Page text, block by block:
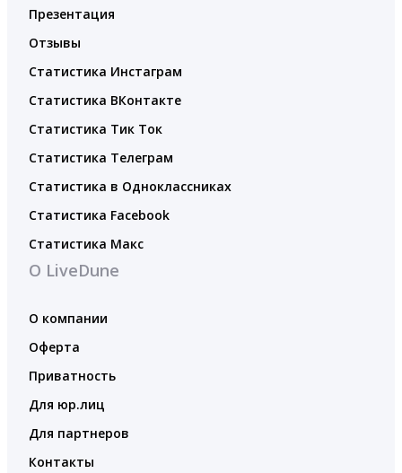
Презентация
Отзывы
Статистика Инстаграм
Статистика ВКонтакте
Статистика Тик Ток
Статистика Телеграм
Статистика в Одноклассниках
Статистика Facebook
Статистика Макс
О LiveDune
О компании
Оферта
Приватность
Для юр.лиц
Для партнеров
Контакты